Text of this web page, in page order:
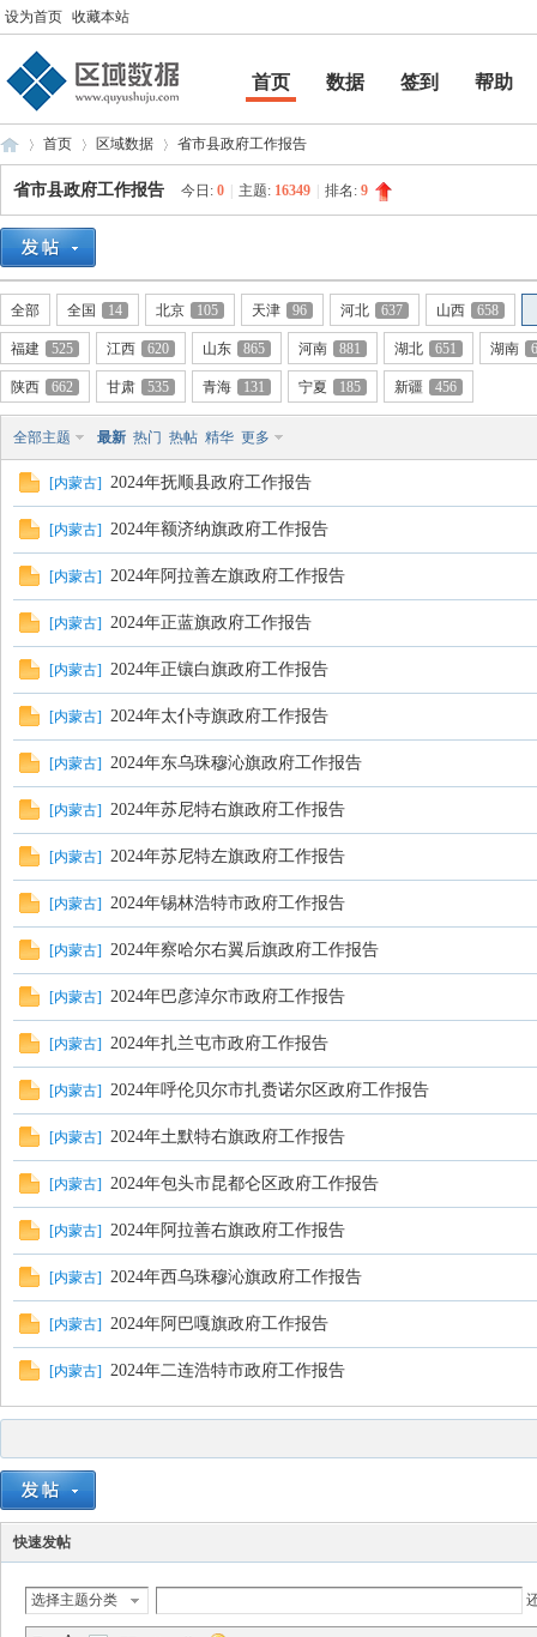
设为首页 收藏本站
首页 数据 签到
帮助
帮助
»
首页
›
区域数据 省市县政府工作报告
省市县政府工作报告 今日: 0 主题: 16349 排名: 9
全部 全国 14 北京 105 天津 96 河北 637 山西 658
福建 525 江西 620 山东 865 河南 881 湖北 651 湖南
陕西 662 甘肃 535 青海 131 宁夏 185 新疆 456
全部主题 最新 热门 热帖 精华 更多
[内蒙古] 2024年抚顺县政府工作报告
[内蒙古] 2024年额济纳旗政府工作报告
[内蒙古] 2024年阿拉善左旗政府工作报告
[内蒙古] 2024年正蓝旗政府工作报告
[内蒙古] 2024年正镶白旗政府工作报告
[内蒙古] 2024年太仆寺旗政府工作报告
[内蒙古] 2024年东乌珠穆沁旗政府工作报告
[内蒙古] 2024年苏尼特右旗政府工作报告
[内蒙古] 2024年苏尼特左旗政府工作报告
[内蒙古] 2024年锡林浩特市政府工作报告
[内蒙古] 2024年察哈尔右翼后旗政府工作报告
[内蒙古] 2024年巴彦淖尔市政府工作报告
[内蒙古] 2024年扎兰屯市政府工作报告
[内蒙古] 2024年呼伦贝尔市扎赉诺尔区政府工作报告
[内蒙古] 2024年土默特右旗政府工作报告
[内蒙古] 2024年包头市昆都仑区政府工作报告
[内蒙古] 2024年阿拉善右旗政府工作报告
[内蒙古] 2024年西乌珠穆沁旗政府工作报告
[内蒙古] 2024年阿巴嘎旗政府工作报告
[内蒙古] 2024年二连浩特市政府工作报告
快速发帖
选择主题分类